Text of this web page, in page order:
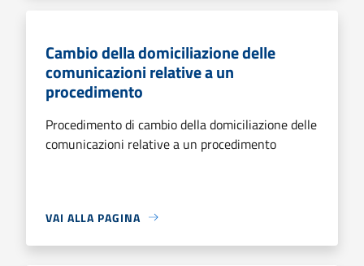
Cambio della domiciliazione delle
comunicazioni relative a un
procedimento
Procedimento di cambio della domiciliazione delle
comunicazioni relative a un procedimento
VAI ALLA PAGINA